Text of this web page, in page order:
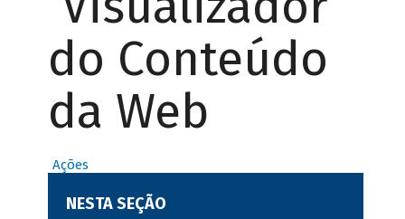
do Conteúdo
da Web
Ações
NESTA SEÇÃO